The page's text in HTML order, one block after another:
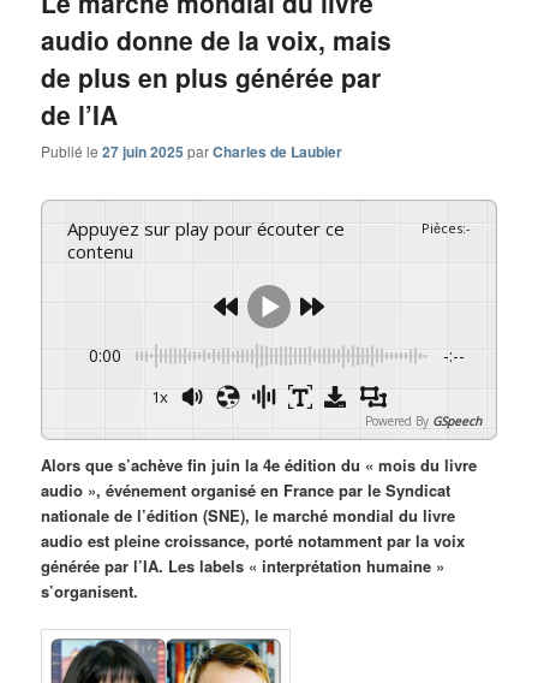
audio donne de la voix, mais
de plus en plus générée par
de l’IA
Publié le27 juin 2025 parCharles de Laubier
Appuyez sur play pour écouter ce
contenu
Pièces:-
0:00 -:--
1x
Powered By GSpeech
Alors que s’achève fin juin la 4e édition du « mois du livre
audio », événement organisé en France par le Syndicat
nationale de l’édition (SNE), le marché mondial du livre
audio est pleine croissance, porté notamment par la voix
générée par l’IA. Les labels « interprétation humaine »
s’organisent.